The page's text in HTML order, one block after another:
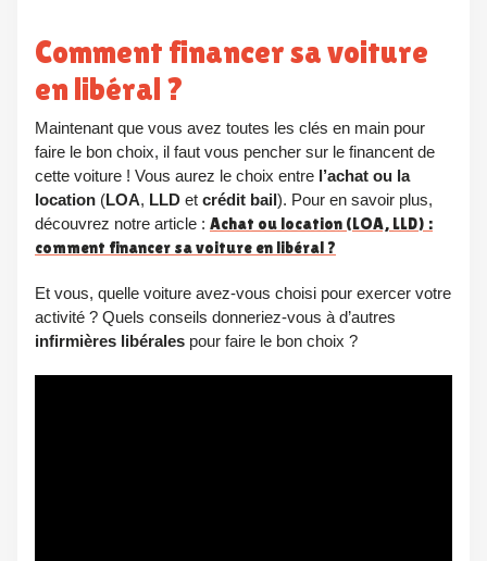
Comment financer sa voiture
en libéral ?
Maintenant que vous avez toutes les clés en main pour
faire le bon choix, il faut vous pencher sur le financent de
cette voiture ! Vous aurez le choix entre l’achat ou la
location (LOA, LLD et crédit bail). Pour en savoir plus,
découvrez notre article : Achat ou location (LOA, LLD) :
comment financer sa voiture en libéral ?
Et vous, quelle voiture avez-vous choisi pour exercer votre
activité ? Quels conseils donneriez-vous à d’autres
infirmières libérales pour faire le bon choix ?